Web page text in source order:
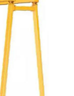
系我们